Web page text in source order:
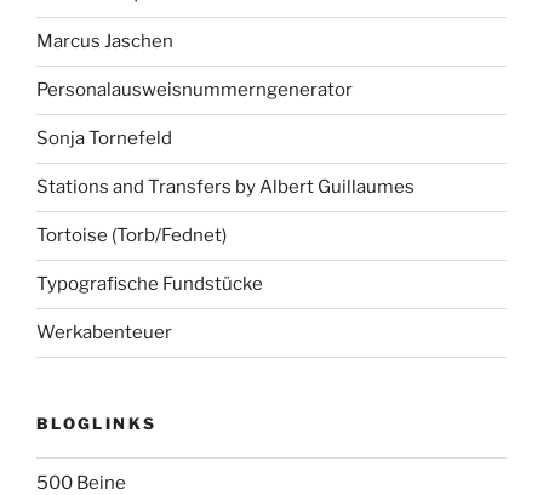
Marcus Jaschen
Personalausweisnummerngenerator
Sonja Tornefeld
Stations and Transfers by Albert Guillaumes
Tortoise (Torb/Fednet)
Typografische Fundstücke
Werkabenteuer
BLOGLINKS
500 Beine